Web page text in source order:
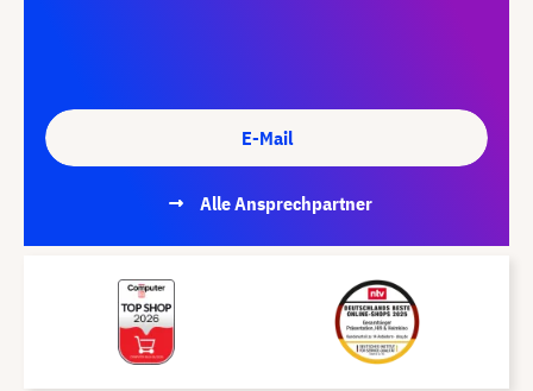
E-Mail
Alle Ansprechpartner